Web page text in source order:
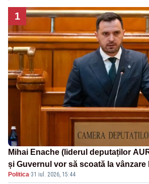
1
Mihai Enache (liderul deputaților
și Guvernul vor să scoată la
pentru a stinge datoriile pentru
Politica·31 iul. 2026, 15:44